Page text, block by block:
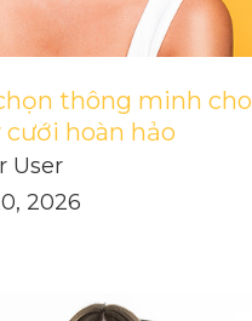
thông minh cho
cưới hoàn hảo
User
2026